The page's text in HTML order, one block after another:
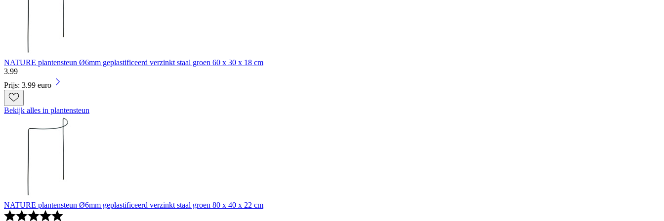
NATURE plantensteun Ø6mm geplastificeerd verzinkt staal groen 60 x 30 x 18 cm
3.99
Prijs: 3.99 euro
Bekijk alles in plantensteun
NATURE plantensteun Ø6mm geplastificeerd verzinkt staal groen 80 x 40 x 22 cm